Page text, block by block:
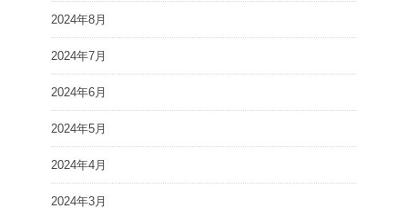
2024年8月
2024年7月
2024年6月
2024年5月
2024年4月
2024年3月